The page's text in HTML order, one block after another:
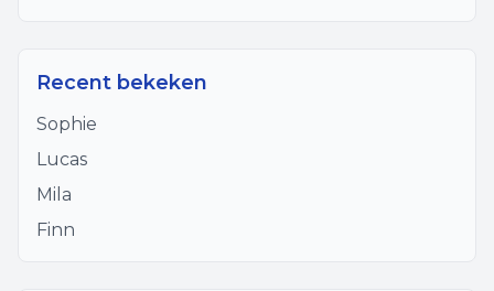
Recent bekeken
Sophie
Lucas
Mila
Finn